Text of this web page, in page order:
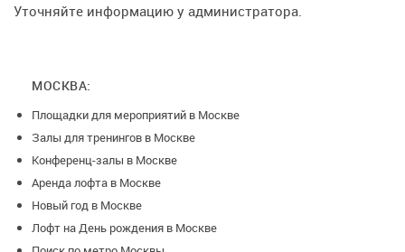
Уточняйте информацию у администратора.
МОСКВА:
Площадки для мероприятий в Москве
Залы для тренингов в Москве
Конференц-залы в Москве
Аренда лофта в Москве
Новый год в Москве
Лофт на День рождения в Москве